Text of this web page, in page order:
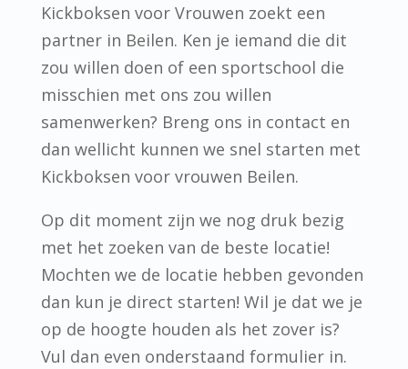
Kickboksen voor Vrouwen zoekt een
partner in Beilen. Ken je iemand die dit
zou willen doen of een sportschool die
misschien met ons zou willen
samenwerken? Breng ons in contact en
dan wellicht kunnen we snel starten met
Kickboksen voor vrouwen Beilen.
Op dit moment zijn we nog druk bezig
met het zoeken van de beste locatie!
Mochten we de locatie hebben gevonden
dan kun je direct starten! Wil je dat we je
op de hoogte houden als het zover is?
Vul dan even onderstaand formulier in.